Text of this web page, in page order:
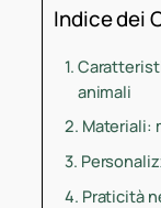
Indice dei
animali
Materiali:
Praticità